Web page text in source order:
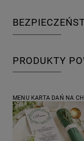
PRODUKTY
MENU KARTA DAŃ NA